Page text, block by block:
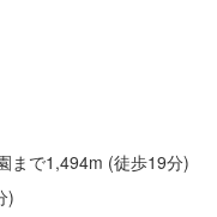
まで1,494m (徒歩19分)
)